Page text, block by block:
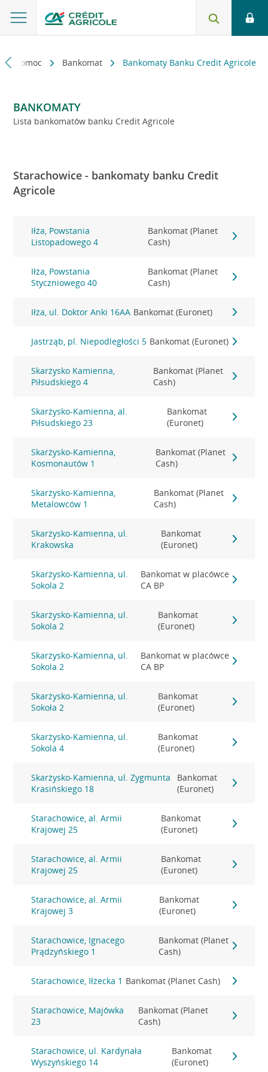
i pomoc Bankomat Bankomaty Banku Credit Agricole
BANKOMATY
Lista bankomatów banku Credit Agricole
Starachowice - bankomaty banku Credit
Agricole
Iłża, Powstania
Listopadowego 4
Bankomat (Planet
Cash)
Iłża, Powstania
Styczniowego 40
Bankomat (Planet
Cash)
Iłża, ul. Doktor Anki 16AA Bankomat (Euronet)
Jastrząb, pl. Niepodległości 5 Bankomat (Euronet)
Skarżysko Kamienna,
Piłsudskiego 4
Bankomat (Planet
Cash)
Skarżysko-Kamienna, al.
Piłsudskiego 23
Bankomat
(Euronet)
Skarżysko-Kamienna,
Kosmonautów 1
Bankomat (Planet
Cash)
Skarżysko-Kamienna,
Metalowców 1
Bankomat (Planet
Cash)
Skarżysko-Kamienna, ul.
Krakowska
Bankomat
(Euronet)
Skarżysko-Kamienna, ul.
Sokola 2
Bankomat w placówce
CA BP
Skarżysko-Kamienna, ul.
Sokola 2
Bankomat
(Euronet)
Skarżysko-Kamienna, ul.
Sokola 2
Bankomat w placówce
CA BP
Skarżysko-Kamienna, ul.
Sokoła 2
Bankomat
(Euronet)
Skarżysko-Kamienna, ul.
Sokola 4
Bankomat
(Euronet)
Skarżysko-Kamienna, ul. Zygmunta
Krasińskiego 18
Bankomat
(Euronet)
Starachowice, al. Armii
Krajowej 25
Bankomat
(Euronet)
Starachowice, al. Armii
Krajowej 25
Bankomat
(Euronet)
Starachowice, al. Armii
Krajowej 3
Bankomat
(Euronet)
Starachowice, Ignacego
Prądzyńskiego 1
Bankomat (Planet
Cash)
Starachowice, Iłżecka 1 Bankomat (Planet Cash)
Starachowice, Majówka
23
Bankomat (Planet
Cash)
Starachowice, ul. Kardynała
Wyszyńskiego 14
Bankomat
(Euronet)